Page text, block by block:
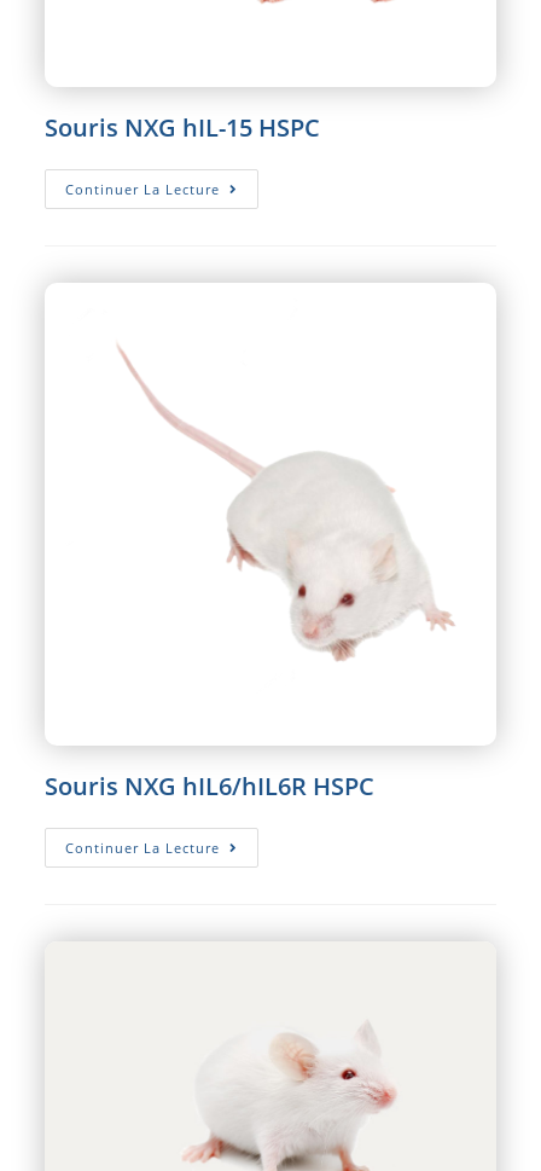
Souris NXG hIL-15 HSPC
Continuer La Lecture Souris
NXG
Souris NXG hIL6/hIL6R HSPC
Continuer La Lecture Souris
NXG